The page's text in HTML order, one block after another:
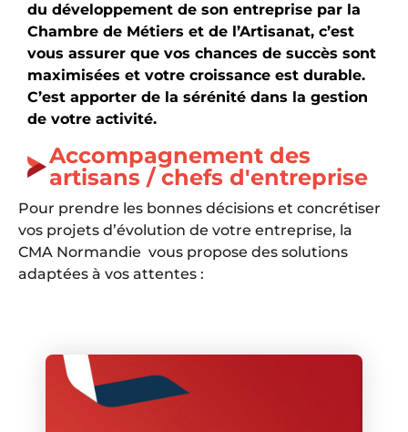
du développement de son entreprise par la
Chambre de Métiers et de l’Artisanat, c’est
vous assurer que vos chances de succès sont
maximisées et votre croissance est durable.
C’est apporter de la sérénité dans la gestion
de votre activité.
Accompagnement des
artisans / chefs d'entreprise
Pour prendre les bonnes décisions et concrétiser
vos projets d’évolution de votre entreprise, la
CMA Normandie vous propose des solutions
adaptées à vos attentes :